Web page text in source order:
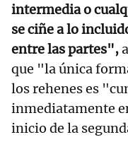
intermedia o
se ciñe a lo
entre las partes",
que "la única
los rehenes es
inmediatamente
inicio de la